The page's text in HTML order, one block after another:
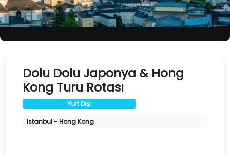
Dolu Dolu Japonya & Hong
Kong Turu Rotası
Yurt Dışı
Istanbul - Hong Kong